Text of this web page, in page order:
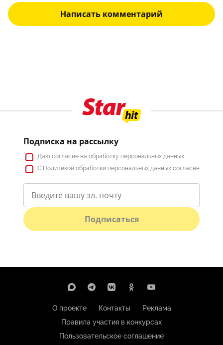
Написать комментарий
Подписка на рассылку
Даю согласие на обработку персональных данных
С Политикой обработки персональных данных согласен
Подписаться
О проекте Контакты
Реклама
Правила участия в конкурсах
Пользовательское соглашение